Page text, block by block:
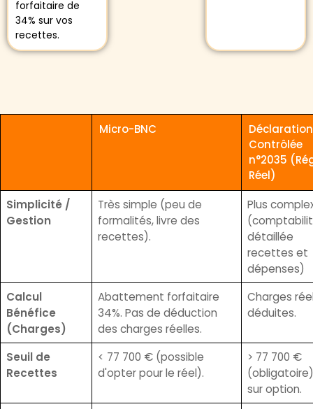
forfaitaire de
34% sur vos
recettes.
Micro-BNC
Déclaration
Contrôlée
n°2035
Réel)
Simplicité /
Gestion
Très simple (peu de
formalités, livre des
recettes).
Plus
détaillée
recettes et
dépenses)
Calcul
Bénéfice
(Charges)
Abattement forfaitaire
34%. Pas de déduction
des charges réelles.
Charges
déduites.
Seuil de
Recettes
< 77 700 € (possible
d'opter pour le réel).
> 77 700 €
sur option.